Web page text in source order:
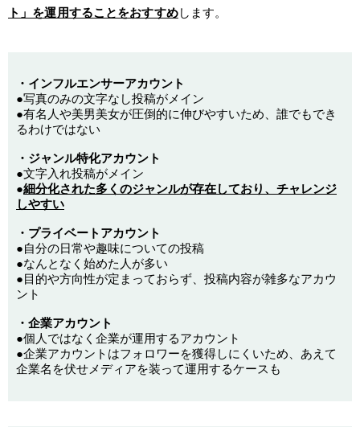
ト」を運用することをおすすめします。
・インフルエンサーアカウント
●写真のみの文字なし投稿がメイン
●有名人や美男美女が圧倒的に伸びやすいため、誰でもでき
るわけではない
・ジャンル特化アカウント
●文字入れ投稿がメイン
●細分化された多くのジャンルが存在しており、チャレンジ
しやすい
・プライベートアカウント
●自分の日常や趣味についての投稿
●なんとなく始めた人が多い
●目的や方向性が定まっておらず、投稿内容が雑多なアカウ
ント
・企業アカウント
●個人ではなく企業が運用するアカウント
●企業アカウントはフォロワーを獲得しにくいため、あえて
企業名を伏せメディアを装って運用するケースも